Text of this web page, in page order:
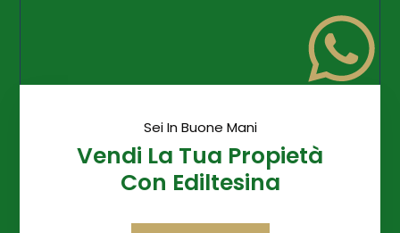
Sei In Buone Mani
Vendi La Tua Propietà
Con Ediltesina